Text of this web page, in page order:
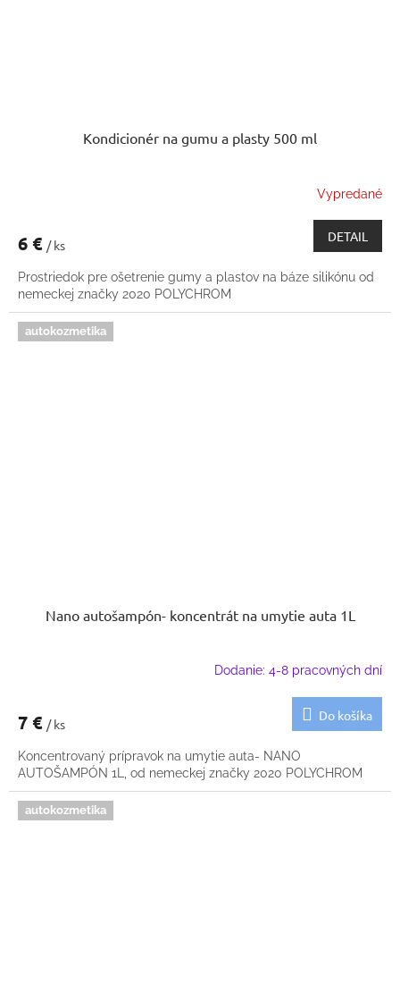
Kondicionér na gumu a plasty 500 ml
Vypredané
6 € / ks
DETAIL
Prostriedok pre ošetrenie gumy a plastov na báze silikónu od
nemeckej značky 2020 POLYCHROM
autokozmetika
Nano autošampón- koncentrát na umytie auta 1L
Dodanie: 4-8 pracovných dní
7 € / ks
Do košíka
Koncentrovaný prípravok na umytie auta- NANO
AUTOŠAMPÓN 1L, od nemeckej značky 2020 POLYCHROM
autokozmetika